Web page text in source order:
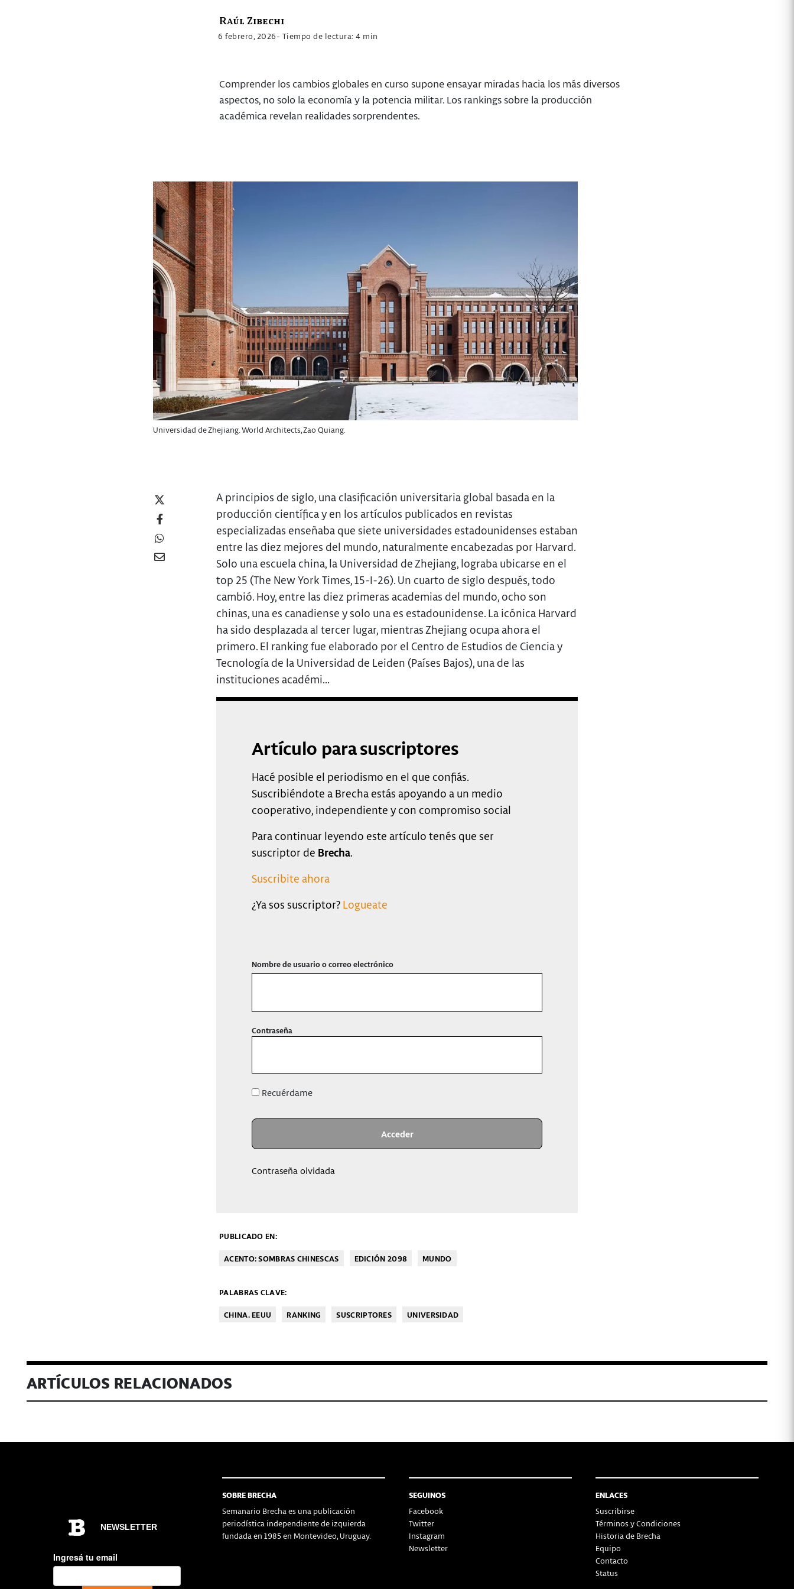
Raúl Zibechi
6 febrero, 2026- Tiempo de lectura: 4 min
Comprender los cambios globales en curso supone ensayar miradas hacia los más diversos
aspectos, no solo la economía y la potencia militar. Los rankings sobre la producción
académica revelan realidades sorprendentes.
Universidad de Zhejiang.World Architects, Zao Quiang.
A principios de siglo, una clasificación universitaria global basada en la
producción científica y en los artículos publicados en revistas
especializadas enseñaba que siete universidades estadounidenses estaban
entre las diez mejores del mundo, naturalmente encabezadas por Harvard.
Solo una escuela china, la Universidad de Zhejiang, lograba ubicarse en el
top 25 (The New York Times, 15-I-26). Un cuarto de siglo después, todo
cambió. Hoy, entre las diez primeras academias del mundo, ocho son
chinas, una es canadiense y solo una es estadounidense. La icónica Harvard
ha sido desplazada al tercer lugar, mientras Zhejiang ocupa ahora el
primero. El ranking fue elaborado por el Centro de Estudios de Ciencia y
Tecnología de la Universidad de Leiden (Países Bajos), una de las
instituciones académi...
Artículo para suscriptores
Hacé posible el periodismo en el que confiás.
Suscribiéndote a Brecha estás apoyando a un medio
cooperativo, independiente y con compromiso social
Para continuar leyendo este artículo tenés que ser
suscriptor de Brecha.
Suscribite ahora
¿Ya sos suscriptor? Logueate
Nombre de usuario o correo electrónico
Contraseña
Recuérdame
Contraseña olvidada
PUBLICADO EN:
ACENTO: SOMBRAS CHINESCAS
EDICIÓN 2098 MUNDO
PALABRAS CLAVE:
CHINA. EEUU
RANKING SUSCRIPTORES UNIVERSIDAD
ARTÍCULOS RELACIONADOS
SOBRE BRECHA
Semanario Brecha es una publicación
periodística independiente de izquierda
fundada en 1985 en Montevideo, Uruguay.
SEGUINOS
Facebook
Twitter
Instagram
Newsletter
ENLACES
Suscribirse
Términos y Condiciones
Historia de Brecha
Equipo
Contacto
Status